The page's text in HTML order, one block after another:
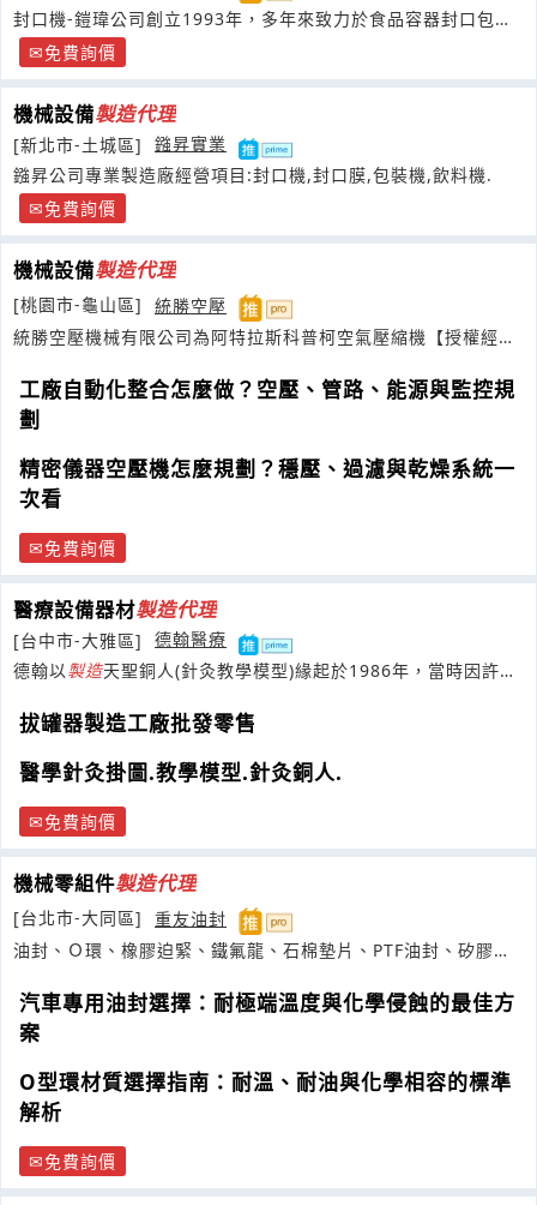
封口機-鎧瑋公司創立1993年，多年來致力於食品容器封口包裝
研究與開發
免費詢價
機械設備製造代理
[新北市-土城區]
鏹昇實業
鏹昇公司專業製造廠經營項目:封口機,封口膜,包裝機,飲料機.
免費詢價
機械設備製造代理
[桃園市-龜山區]
統勝空壓
統勝空壓機械有限公司為阿特拉斯科普柯空氣壓縮機【授權經銷
工廠自動化整合怎麼做？空壓、管路、能源與監控規
劃
精密儀器空壓機怎麼規劃？穩壓、過濾與乾燥系統一
次看
免費詢價
醫療設備器材製造代理
[台中市-大雅區]
德翰醫療
德翰以製造天聖銅人(針灸教學模型)緣起於1986年，當時因許多
拔罐器製造工廠批發零售
醫學針灸掛圖.教學模型.針灸銅人.
免費詢價
機械零組件製造代理
[台北市-大同區]
重友油封
油封、Ｏ環、橡膠迫緊、鐵氟龍、石棉墊片、PTF油封、矽膠管.
汽車專用油封選擇：耐極端溫度與化學侵蝕的最佳方
案
O型環材質選擇指南：耐溫、耐油與化學相容的標準
解析
免費詢價